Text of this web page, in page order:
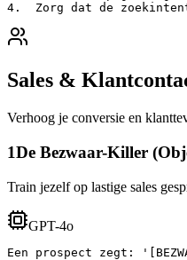
4.  Zorg dat de
Sales &
Verhoog je conversie en
1De Bezwaar-Killer
Train jezelf op lastige sales
GPT-4o
Een prospect zegt: